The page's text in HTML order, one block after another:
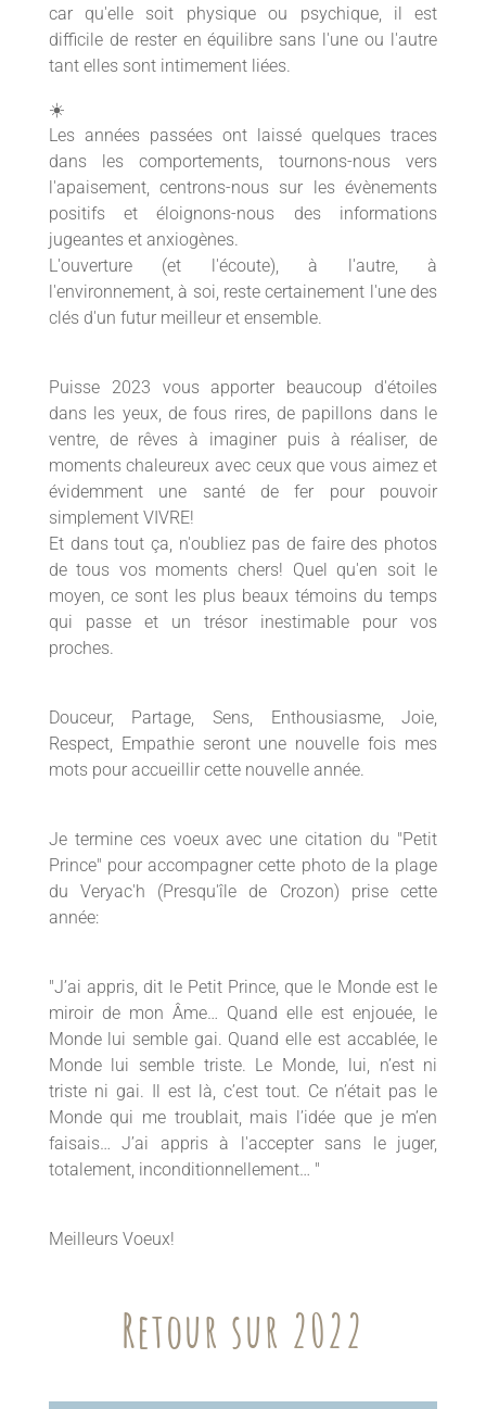
car qu'elle soit physique ou psychique, il est
difficile de rester en équilibre sans l'une ou l'autre
tant elles sont intimement liées.
☀️
Les années passées ont laissé quelques traces
dans les comportements, tournons-nous vers
l'apaisement, centrons-nous sur les évènements
positifs et éloignons-nous des informations
jugeantes et anxiogènes.
L'ouverture (et l'écoute), à l'autre, à
l'environnement, à soi, reste certainement l'une des
clés d'un futur meilleur et ensemble.
Puisse 2023 vous apporter beaucoup d'étoiles
dans les yeux, de fous rires, de papillons dans le
ventre, de rêves à imaginer puis à réaliser, de
moments chaleureux avec ceux que vous aimez et
évidemment une santé de fer pour pouvoir
simplement VIVRE!
Et dans tout ça, n'oubliez pas de faire des photos
de tous vos moments chers! Quel qu'en soit le
moyen, ce sont les plus beaux témoins du temps
qui passe et un trésor inestimable pour vos
proches.
Douceur, Partage, Sens, Enthousiasme, Joie,
Respect, Empathie seront une nouvelle fois mes
mots pour accueillir cette nouvelle année.
Je termine ces voeux avec une citation du "Petit
Prince" pour accompagner cette photo de la plage
du Veryac'h (Presqu'île de Crozon) prise cette
année:
"J’ai appris, dit le Petit Prince, que le Monde est le
miroir de mon Âme… Quand elle est enjouée, le
Monde lui semble gai. Quand elle est accablée, le
Monde lui semble triste. Le Monde, lui, n’est ni
triste ni gai. Il est là, c’est tout. Ce n’était pas le
Monde qui me troublait, mais l’idée que je m’en
faisais… J’ai appris à l'accepter sans le juger,
totalement, inconditionnellement… "
Meilleurs Voeux!
Retour sur 2022